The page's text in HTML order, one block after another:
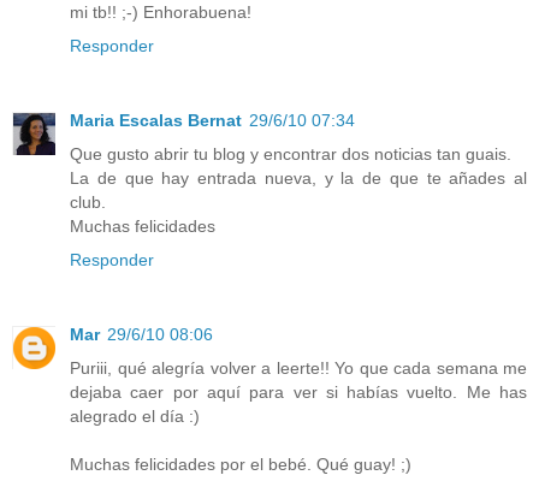
mi tb!! ;-) Enhorabuena!
Responder
Maria Escalas Bernat 29/6/10 07:34
Que gusto abrir tu blog y encontrar dos noticias tan guais.
La de que hay entrada nueva, y la de que te añades al
club.
Muchas felicidades
Responder
Mar 29/6/10 08:06
Puriii, qué alegría volver a leerte!! Yo que cada semana me
dejaba caer por aquí para ver si habías vuelto. Me has
alegrado el día :)
Muchas felicidades por el bebé. Qué guay! ;)